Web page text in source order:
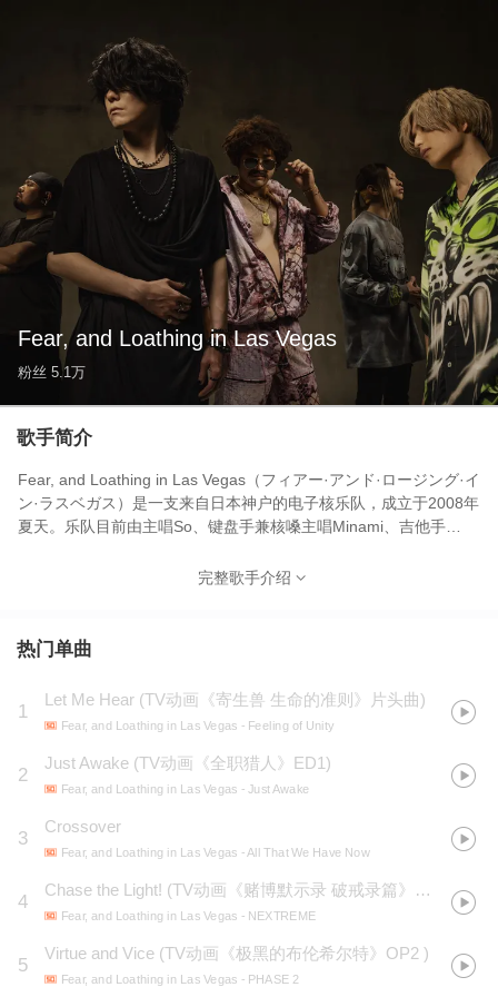
Fear, and Loathing in Las Vegas
粉丝 5.1万
歌手简介
Fear, and Loathing in Las Vegas（フィアー·アンド·ロージング·イ
ン·ラスベガス）是一支来自日本神户的电子核乐队，成立于2008年
夏天。乐队目前由主唱So、键盘手兼核嗓主唱Minami、吉他手
和合成器，将情绪核/金属核音乐和锐舞节拍混合而闻名。团名来自
译有《恐惧拉斯维加斯》、《赌城风情画》及《赌城情仇》等不同
唱与合成器的使用，然后加入迷幻电子的音乐元素。
完整歌手介绍
热门单曲
1
Let Me Hear (TV动画《寄生兽 生命的准则》片头曲)
Fear, and Loathing in Las Vegas - Feeling of Unity
2
Just Awake (TV动画《全职猎人》ED1)
Fear, and Loathing in Las Vegas - Just Awake
3
Crossover
Fear, and Loathing in Las Vegas - All That We Have Now
4
Chase the Light! (TV动画《赌博默示录 破戒录篇》片头曲 )
Fear, and Loathing in Las Vegas - NEXTREME
5
Virtue and Vice (TV动画《极黑的布伦希尔特》OP2 )
Fear, and Loathing in Las Vegas - PHASE 2